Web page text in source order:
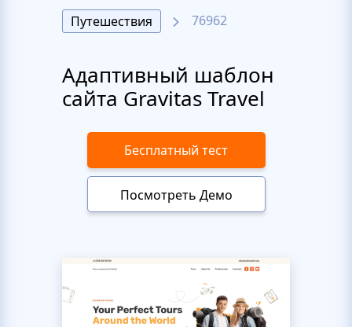
Путешествия
76962
Адаптивный шаблон
сайта Gravitas Travel
Бесплатный тест
Посмотреть Демо